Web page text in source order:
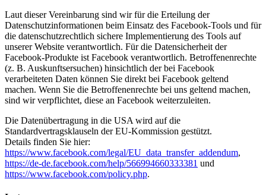
Laut dieser Vereinbarung sind wir für die Erteilung der
Datenschutzinformationen beim Einsatz des Facebook-Tools und für
die datenschutzrechtlich sichere Implementierung des Tools auf
unserer Website verantwortlich. Für die Datensicherheit der
Facebook-Produkte ist Facebook verantwortlich. Betroffenenrechte
(z. B. Auskunftsersuchen) hinsichtlich der bei Facebook
verarbeiteten Daten können Sie direkt bei Facebook geltend
machen. Wenn Sie die Betroffenenrechte bei uns geltend machen,
sind wir verpflichtet, diese an Facebook weiterzuleiten.
Die Datenübertragung in die USA wird auf die
Standardvertragsklauseln der EU-Kommission gestützt.
Details finden Sie hier:
https://www.facebook.com/legal/EU_data_transfer_addendum,
https://de-de.facebook.com/help/566994660333381 und
https://www.facebook.com/policy.php.